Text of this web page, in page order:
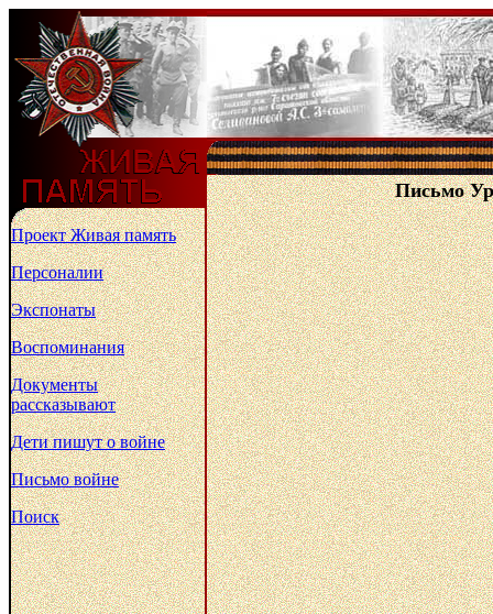
Письмо
Проект Живая память
Персоналии
Экспонаты
Воспоминания
Документы
рассказывают
Дети пишут о войне
Письмо войне
Поиск